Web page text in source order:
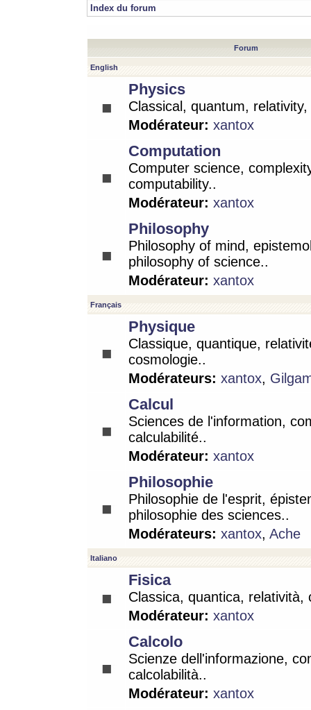
Index du forum
Forum
English
Physics
Classical, quantum,
Modérateur: xantox
Computation
Computer science,
computability..
Modérateur: xantox
Philosophy
Philosophy of mind,
philosophy of science..
Modérateur: xantox
Français
Physique
Classique, quantique,
cosmologie..
Modérateurs: xantox,
Calcul
Sciences de l'information,
calculabilité..
Modérateur: xantox
Philosophie
Philosophie de l'esprit,
philosophie des sciences..
Modérateurs: xantox, Ache
Italiano
Fisica
Classica, quantica, relatività,
Modérateur: xantox
Calcolo
Scienze dell'informazione,
calcolabilità..
Modérateur: xantox